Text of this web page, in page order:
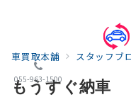
055-963-1500
車買取本舗 スタッフブ
もうすぐ納車